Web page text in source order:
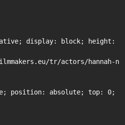
display: block; height:
tr/actors/hannah-
position: absolute; top: 0;